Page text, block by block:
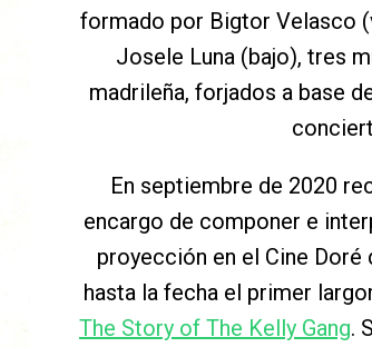
formado por Bigtor Velasco
Josele Luna (bajo), tres
madrileña, forjados a base
En septiembre de 2020
encargo de componer e
proyección en el Cine
hasta la fecha el primer
The Story of The Kelly Gang.